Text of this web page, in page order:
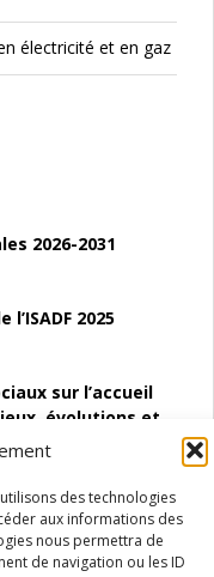
des technologies
aux informations des
nous permettra de
de navigation ou les ID
électricité et en gaz
2026-2031
2025
sur l’accueil
évolutions et
d’emploi (SAACE)